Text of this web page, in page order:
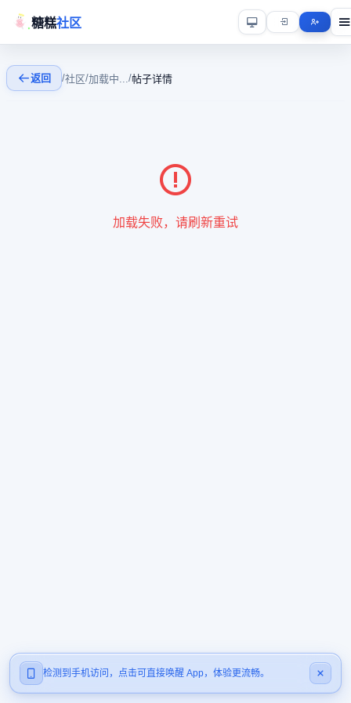
糖糕社区
检测到手机访问，点击可直接唤醒 App，体验更流畅。
返回 /社区/加载中.../帖子详情
加载失败，请刷新重试